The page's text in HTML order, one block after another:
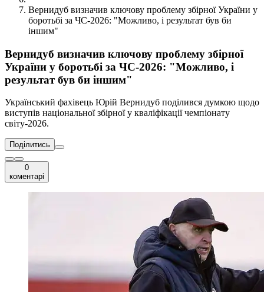
Вернидуб визначив ключову проблему збірної України у
боротьбі за ЧС-2026: "Можливо, і результат був би
іншим"
Вернидуб визначив ключову проблему збірної
України у боротьбі за ЧС-2026: "Можливо, і
результат був би іншим"
Український фахівець Юрій Вернидуб поділився думкою щодо
виступів національної збірної у кваліфікації чемпіонату
світу-2026.
Поділитись
0
коментарі